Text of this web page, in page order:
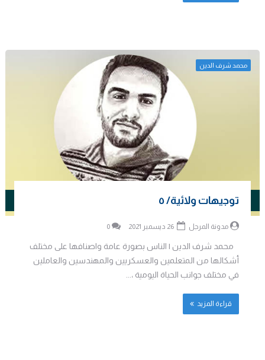
محمد شرف الدين
توجيهات ولائية/ ٥
مدونة المرجل 0
محمد شرف الدين | الناس بصورة عامة واصنافها على مختلف
أشكالها من المتعلمين والعسكريين والمهندسين والعاملين
في مختلف جوانب الحياة اليومية ،...
قراءة المزيد